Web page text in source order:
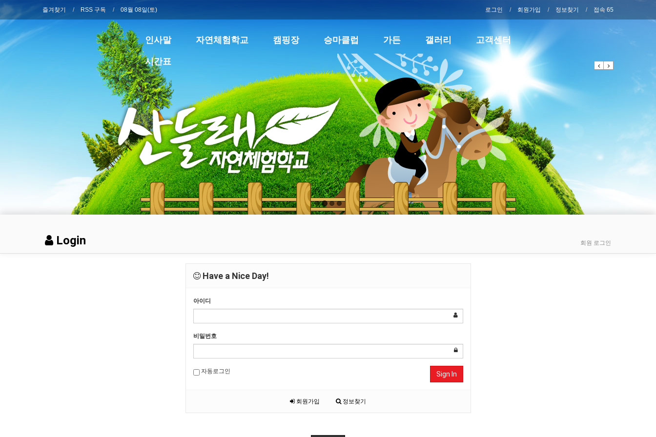
즐겨찾기 RSS 구독 08월 08일(토) 로그인 회원가입 정보찾기 접속 65
인사말 자연체험학교 캠핑장 승마클럽 가든 갤러리 고객센터
시간표 Previous
Next
Login 회원 로그인
Have a Nice Day!
아이디
비밀번호
자동로그인 Sign In
회원가입 정보찾기